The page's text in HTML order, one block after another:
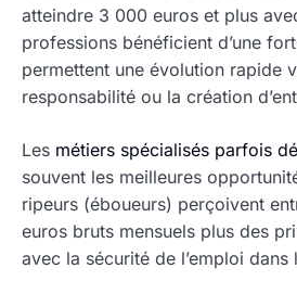
atteindre 3 000 euros et plus
professions bénéficient d’une
permettent une évolution rapide
responsabilité ou la création
Les métiers spécialisés parfois
souvent les meilleures
ripeurs (éboueurs) perçoivent
euros bruts mensuels plus des
avec la sécurité de l’emploi